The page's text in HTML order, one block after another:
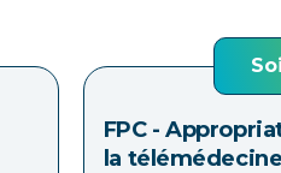
FPC -
la télémédecine